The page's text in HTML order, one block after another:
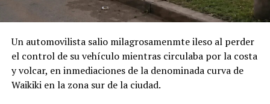
Un automovilista salio milagrosamenmte ileso al perder
el control de su vehículo mientras circulaba por la costa
y volcar, en inmediaciones de la denominada curva de
Waikiki en la zona sur de la ciudad.